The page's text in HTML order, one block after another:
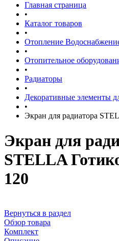
Главная страница
•
Каталог товаров
•
Отопление
•
Отопительное
•
Радиаторы
•
Декоративные элементы
•
Экран для радиатора
Экран для
STELLA
120
Вернуться в раздел
Обзор товара
Комплект